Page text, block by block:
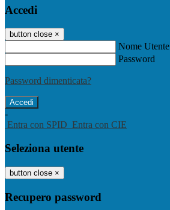
Accedi
button close ×
Nome Utente
Password
Password dimenticata?
-
Entra con SPID Entra con CIE
Seleziona utente
button close ×
Recupero password